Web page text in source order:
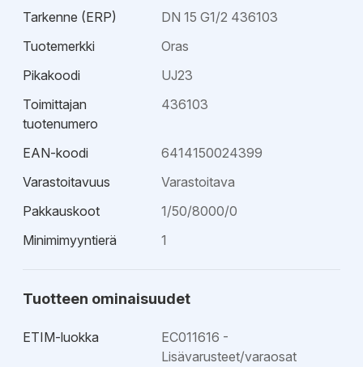
Tarkenne (ERP)
DN 15 G1/2 436103
Tuotemerkki
Oras
Pikakoodi
UJ23
Toimittajan
tuotenumero
436103
EAN-koodi
6414150024399
Varastoitavuus
Varastoitava
Pakkauskoot
1/50/8000/0
Minimimyyntierä
1
Tuotteen ominaisuudet
ETIM-luokka
EC011616 -
Lisävarusteet/varaosat